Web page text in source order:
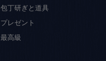
包丁研ぎと道具
プレゼント
最高級